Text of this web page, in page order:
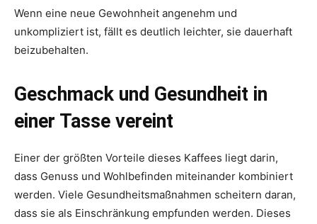
Wenn eine neue Gewohnheit angenehm und
unkompliziert ist, fällt es deutlich leichter, sie dauerhaft
beizubehalten.
Geschmack und Gesundheit in
einer Tasse vereint
Einer der größten Vorteile dieses Kaffees liegt darin,
dass Genuss und Wohlbefinden miteinander kombiniert
werden. Viele Gesundheitsmaßnahmen scheitern daran,
dass sie als Einschränkung empfunden werden. Dieses